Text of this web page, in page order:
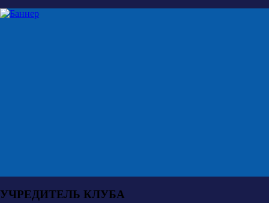
УЧРЕДИТЕЛЬ КЛУБА